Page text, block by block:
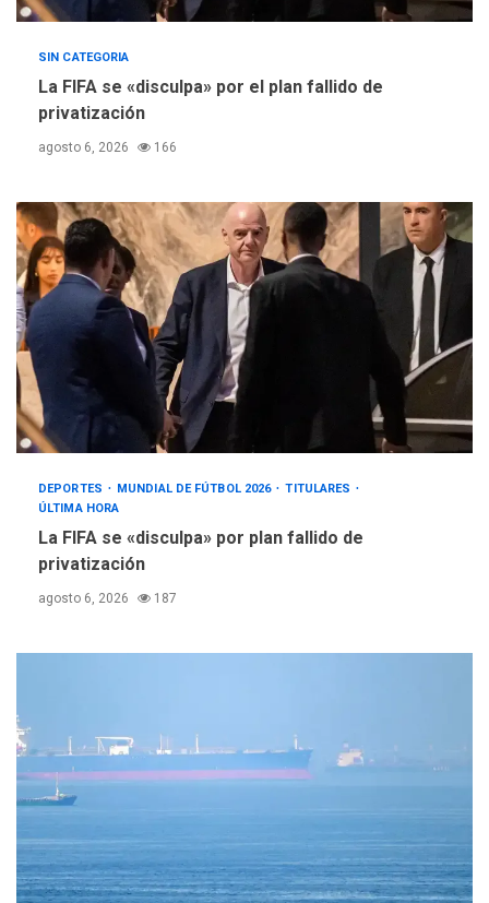
SIN CATEGORIA
La FIFA se «disculpa» por el plan fallido de
privatización
agosto 6, 2026 166
DEPORTES MUNDIAL DE FÚTBOL 2026
TITULARES
ÚLTIMA HORA
La FIFA se «disculpa» por plan fallido de
privatización
agosto 6, 2026 187